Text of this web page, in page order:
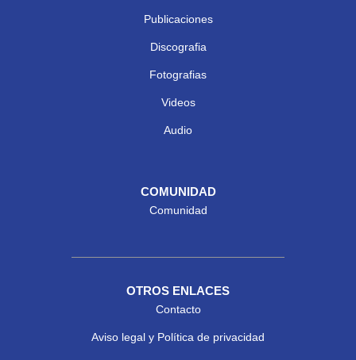
Publicaciones
Discografia
Fotografias
Videos
Audio
COMUNIDAD
Comunidad
OTROS ENLACES
Contacto
Aviso legal y Política de privacidad